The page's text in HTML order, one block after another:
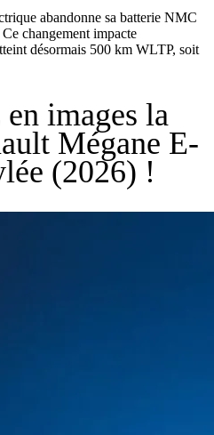
abandonne sa batterie NMC
changement impacte
désormais 500 km WLTP, soit
images la
Mégane E-
(2026) !